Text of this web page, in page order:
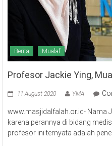
Berita Mualaf
Profesor Jackie Ying,
11 August 2020 YMA
www.masjidalfalah.or.id- Nama
karena perannya di bidang
profesor ini ternyata adalah